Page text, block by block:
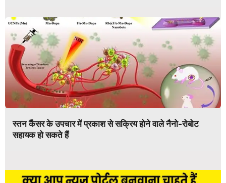
स्तन कैंसर के उपचार में प्रकाश से सक्रिय होने वाले नैनो-रोबोट
सहायक हो सकते हैं